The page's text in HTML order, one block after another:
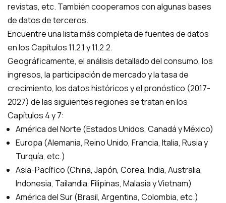
revistas, etc. También cooperamos con algunas bases
de datos de terceros.
Encuentre una lista más completa de fuentes de datos
en los Capítulos 11.2.1 y 11.2.2.
Geográficamente, el análisis detallado del consumo, los
ingresos, la participación de mercado y la tasa de
crecimiento, los datos históricos y el pronóstico (2017-
2027) de las siguientes regiones se tratan en los
Capítulos 4 y 7:
América del Norte (Estados Unidos, Canadá y México)
Europa (Alemania, Reino Unido, Francia, Italia, Rusia y
Turquía, etc.)
Asia-Pacífico (China, Japón, Corea, India, Australia,
Indonesia, Tailandia, Filipinas, Malasia y Vietnam)
América del Sur (Brasil, Argentina, Colombia, etc.)